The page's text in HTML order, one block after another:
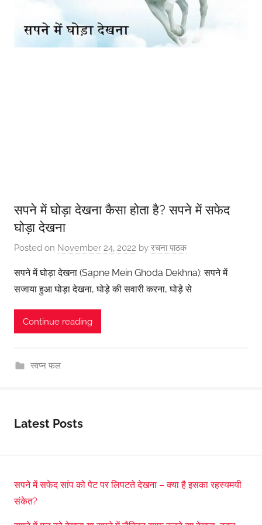
सपने में घोड़ा देखना कैसा होता है? सपने में सफेद
घोड़ा देखना
Posted on November 24, 2022 by रचना पाठक
सपने में घोड़ा देखना (Sapne Mein Ghoda Dekhna): सपने में
सजाया हुआ घोड़ा देखना, घोड़े की सवारी करना, घोड़े से
Continue reading
स्वप्न फल
Latest Posts
सपने में सफेद सांप को पेट पर लिपटते देखना – क्या है इसका रहस्यमयी
संकेत?